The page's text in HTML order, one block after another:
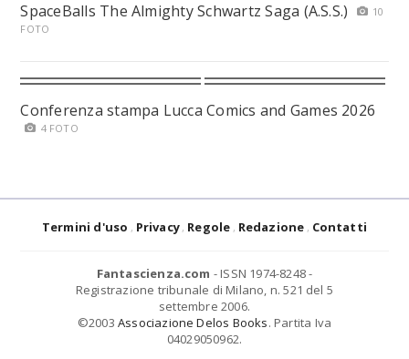
SpaceBalls The Almighty Schwartz Saga (A.S.S.)
10
FOTO
Conferenza stampa Lucca Comics and Games 2026
4 FOTO
Termini d'uso Privacy Regole Redazione Contatti
Fantascienza.com - ISSN 1974-8248 -
Registrazione tribunale di Milano, n. 521 del 5
settembre 2006.
©2003 Associazione Delos Books. Partita Iva
04029050962.